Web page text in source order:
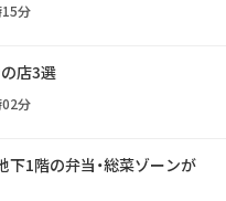
分
店3選
分
下1階の弁当・総菜ゾーンが